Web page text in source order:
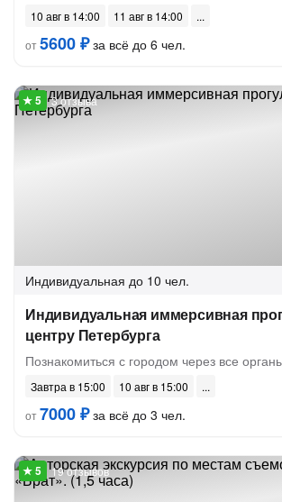
10 авг в 14:00
11 авг в 14:00
от5600 ₽за всё до 6 чел.
3 отзыва
Индивидуальная до 10 чел.
Индивидуальная иммерсивная
центру Петербурга
Познакомиться с городом через все
Завтра в 15:00
10 авг в 15:00
от7000 ₽за всё до 3 чел.
19 отзывов